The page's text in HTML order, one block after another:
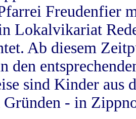
Freudenfier
Lokalvikariat
Ab diesem
den
sind Kinder aus
- in